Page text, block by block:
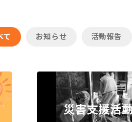
て お知らせ 活動報告